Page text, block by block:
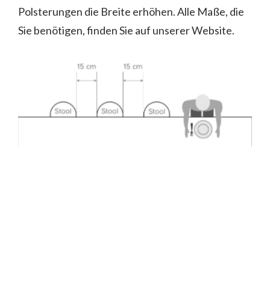
Polsterungen die Breite erhöhen. Alle Maße, die
Sie benötigen, finden Sie auf unserer Website.